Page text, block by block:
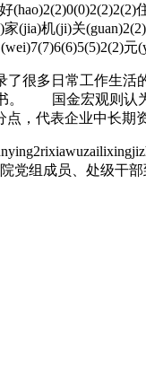
(jia)机(ji)关
元
很多日常工作生活
书。 国金宏观则认
，代表企业中长期
院党组成员、处级